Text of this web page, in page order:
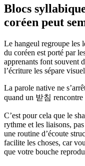
Blocs
coréen peut
Le hangeul regroupe les
du coréen est porté par
apprenants font souvent
l’écriture les sépare
La parole native ne
quand un 받침
C’est pour cela que le
rythme et les liaisons,
une routine d’écoute
facilite les choses, car
que votre bouche